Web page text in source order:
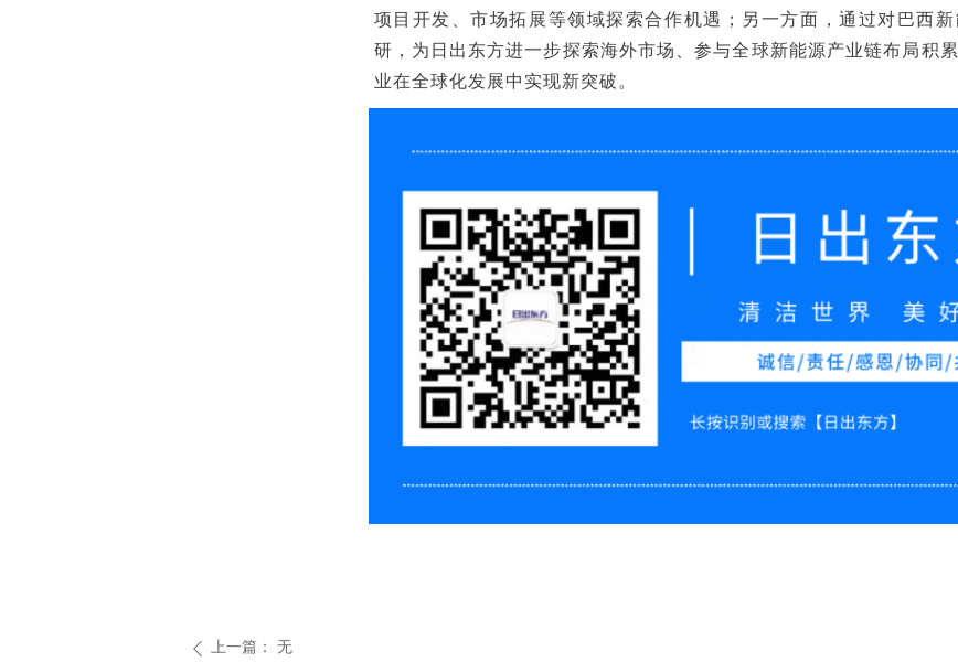
项目开发、市场拓展等领域探索合作机遇；另一方面，通过对巴西
研，为日出东方进一步探索海外市场、参与全球新能源产业链布局积
业在全球化发展中实现新突破。
ꄴ 上一篇： 无